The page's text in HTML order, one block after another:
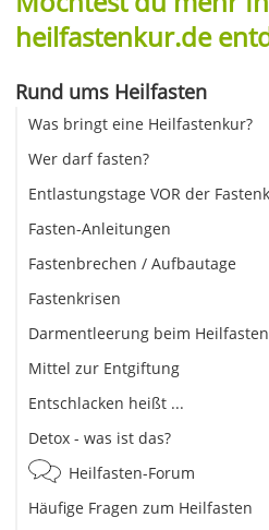
heilfastenkur.de
Rund ums Heilfasten
Was bringt eine Heilfastenkur?
Wer darf fasten?
Entlastungstage VOR der
Fasten-Anleitungen
Fastenbrechen / Aufbautage
Fastenkrisen
Darmentleerung beim Heilfasten
Mittel zur Entgiftung
Entschlacken heißt ...
Detox - was ist das?
Heilfasten-Forum
Häufige Fragen zum Heilfasten